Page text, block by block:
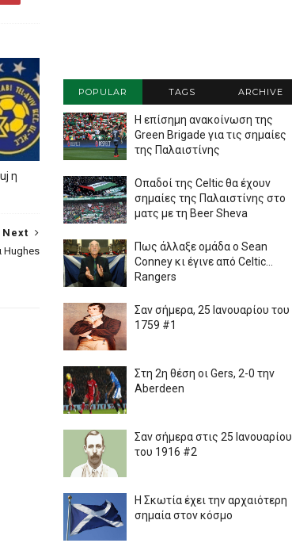
η
Next
Hughes
POPULAR TAGS ARCHIVE
Η επίσημη ανακοίνωση της
Green Brigade για τις σημαίες
της Παλαιστίνης
Οπαδοί της Celtic θα έχουν
σημαίες της Παλαιστίνης στο
ματς με τη Beer Sheva
Πως άλλαξε ομάδα ο Sean
Conney κι έγινε από Celtic...
Rangers
Σαν σήμερα, 25 Ιανουαρίου του
1759 #1
Στη 2η θέση οι Gers, 2-0 την
Aberdeen
Σαν σήμερα στις 25 Ιανουαρίου
του 1916 #2
Η Σκωτία έχει την αρχαιότερη
σημαία στον κόσμο